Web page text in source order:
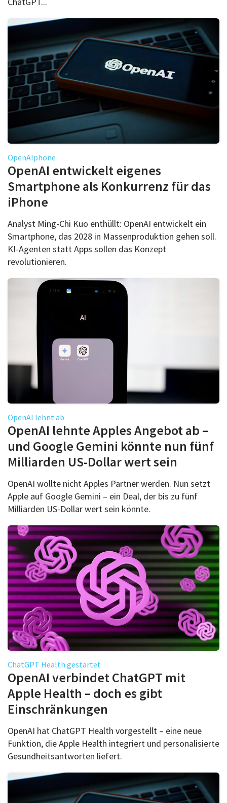
OpenAIphone
OpenAI entwickelt eigenes
Smartphone als Konkurrenz für das
iPhone
Analyst Ming-Chi Kuo enthüllt: OpenAI entwickelt ein
Smartphone, das 2028 in Massenproduktion gehen soll.
KI-Agenten statt Apps sollen das Konzept
revolutionieren.
OpenAI lehnt ab
OpenAI lehnte Apples Angebot ab –
und Google Gemini könnte nun fünf
Milliarden US-Dollar wert sein
OpenAI wollte nicht Apples Partner werden. Nun setzt
Apple auf Google Gemini – ein Deal, der bis zu fünf
Milliarden US-Dollar wert sein könnte.
ChatGPT Health gestartet
OpenAI verbindet ChatGPT mit
Apple Health – doch es gibt
Einschränkungen
OpenAI hat ChatGPT Health vorgestellt – eine neue
Funktion, die Apple Health integriert und personalisierte
Gesundheitsantworten liefert.